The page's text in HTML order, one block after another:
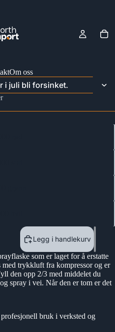
Om oss
i juli bli forsinket.
Legg i handlekurv
som er laget for å erstatte
med trykkluft fra kompressor og er
den opp 2/3 med middelet du
spray i vei. Når den er tom er det
bruk i verksted og